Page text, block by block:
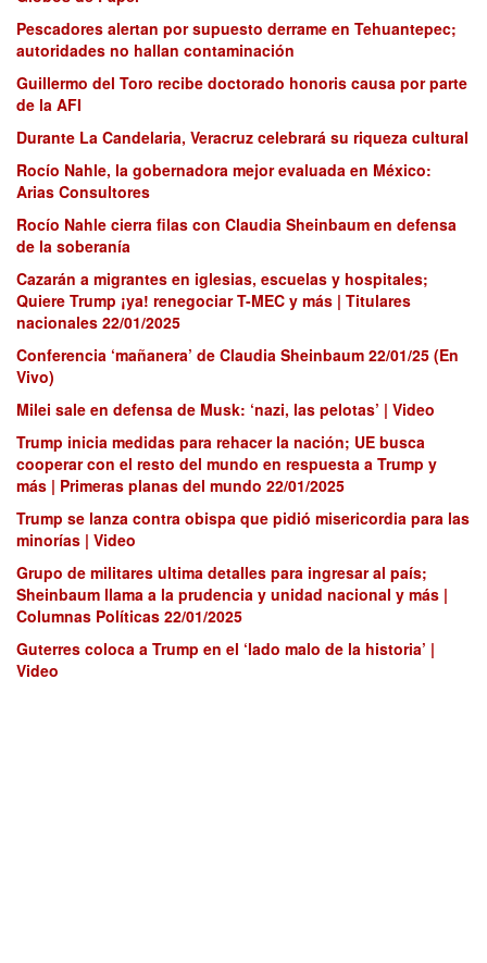
Pescadores alertan por supuesto derrame en Tehuantepec;
autoridades no hallan contaminación
Guillermo del Toro recibe doctorado honoris causa por parte
de la AFI
Durante La Candelaria, Veracruz celebrará su riqueza cultural
Rocío Nahle, la gobernadora mejor evaluada en México:
Arias Consultores
Rocío Nahle cierra filas con Claudia Sheinbaum en defensa
de la soberanía
Cazarán a migrantes en iglesias, escuelas y hospitales;
Quiere Trump ¡ya! renegociar T-MEC y más | Titulares
nacionales 22/01/2025
Conferencia ‘mañanera’ de Claudia Sheinbaum 22/01/25 (En
Vivo)
Milei sale en defensa de Musk: ‘nazi, las pelotas’ | Video
Trump inicia medidas para rehacer la nación; UE busca
cooperar con el resto del mundo en respuesta a Trump y
más | Primeras planas del mundo 22/01/2025
Trump se lanza contra obispa que pidió misericordia para las
minorías | Video
Grupo de militares ultima detalles para ingresar al país;
Sheinbaum llama a la prudencia y unidad nacional y más |
Columnas Políticas 22/01/2025
Guterres coloca a Trump en el ‘lado malo de la historia’ |
Video